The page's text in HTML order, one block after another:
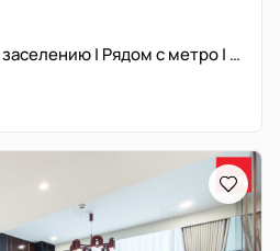
Просторная | Готово к заселению | Рядом с метро | Высокая доходность